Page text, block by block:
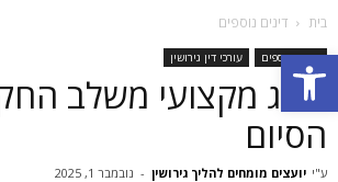
פתח סרגל נגישות
בית דינים נוספים
דינים נוספים עורכי דין גירושין
ייצוג מקצועי משלב
הסיום
ע"י יועצים מומחים להליך גירושין - נובמבר 1, 2025